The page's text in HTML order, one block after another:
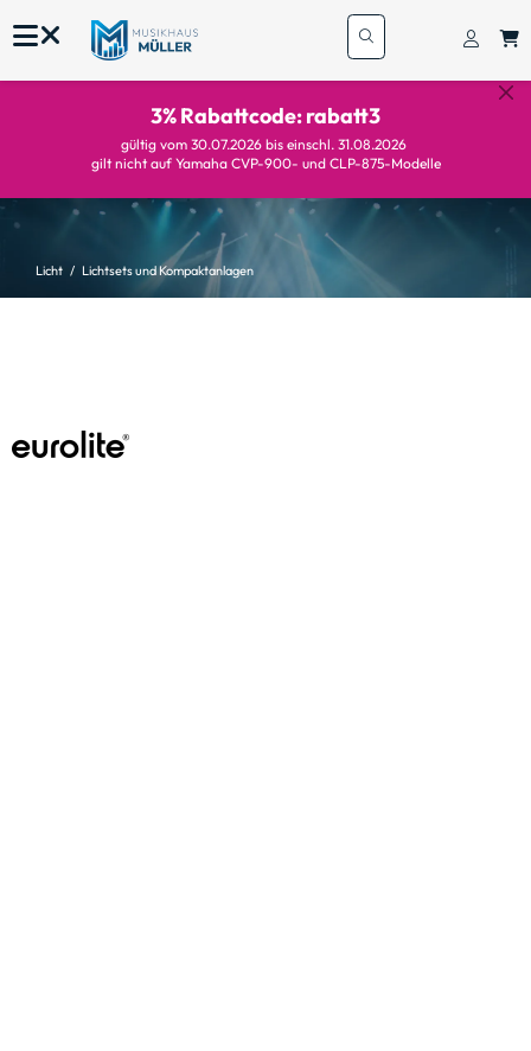
3% Rabattcode: rabatt3
gültig vom 30.07.2026 bis einschl. 31.08.2026
gilt nicht auf Yamaha CVP-900- und CLP-875-Modelle
Licht Lichtsets und Kompaktanlagen